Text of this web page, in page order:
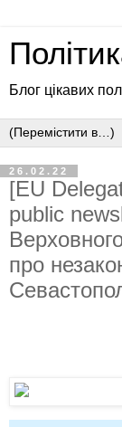
Блог цікавих
26.02.22
[EU
public
про